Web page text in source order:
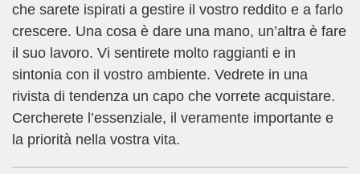
che sarete ispirati a gestire il vostro reddito e a farlo
crescere. Una cosa è dare una mano, un’altra è fare
il suo lavoro. Vi sentirete molto raggianti e in
sintonia con il vostro ambiente. Vedrete in una
rivista di tendenza un capo che vorrete acquistare.
Cercherete l’essenziale, il veramente importante e
la priorità nella vostra vita.